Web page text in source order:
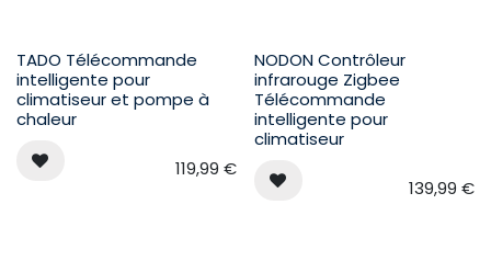
TADO Télécommande
intelligente pour
climatiseur et pompe à
chaleur
119,99 €
NODON Contrôleur
infrarouge Zigbee
Télécommande
intelligente pour
climatiseur
139,99 €